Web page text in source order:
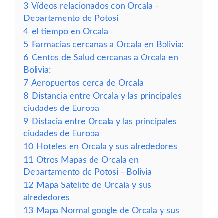
3 Vídeos relacionados con Orcala -
Departamento de Potosi
4 el tiempo en Orcala
5 Farmacias cercanas a Orcala en Bolivia:
6 Centos de Salud cercanas a Orcala en
Bolivia:
7 Aeropuertos cerca de Orcala
8 Distancia entre Orcala y las principales
ciudades de Europa
9 Distacia entre Orcala y las principales
ciudades de Europa
10 Hoteles en Orcala y sus alrededores
11 Otros Mapas de Orcala en
Departamento de Potosi - Bolivia
12 Mapa Satelite de Orcala y sus
alrededores
13 Mapa Normal google de Orcala y sus